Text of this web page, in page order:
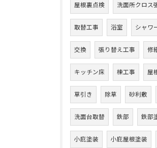
屋根裏点検 洗面所クロス
取替工事 浴室 シャワ
交換 張り替え工事 修
キッチン床 棟工事 屋
草引き 除草 砂利敷
洗面台取替 鉄部 鉄部
小庇塗装 小庇屋根塗装